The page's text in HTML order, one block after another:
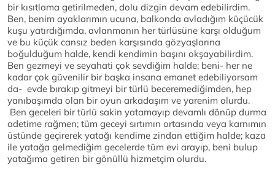
bir kısıtlama getirilmeden, dolu dizgin devam edebilirdim.
Ben, benim ayaklarımın ucuna, balkonda avladığım küçücük
kuşu yatırdığımda, avlanmanın her türlüsüne karşı olduğum
ve bu küçük cansız beden karşısında gözyaşlarına
boğulduğum halde, kendi kendimin başını okşayabilirdim.
Ben gezmeyi ve seyahati çok sevdiğim halde; beni- her ne
kadar çok güvenilir bir başka insana emanet edebiliyorsam
da- evde bırakıp gitmeyi bir türlü beceremediğimden, hep
yanıbaşımda olan bir oyun arkadaşım ve yarenim olurdu.
Ben geceleri bir türlü sakin yatamayıp devamlı dönüp durma
adetime rağmen; tüm geceyi sırtımın ortasında veya karnımın
üstünde geçirerek yatağı kendime zindan ettiğim halde; kaza
ile yatağa gelmediğim gecelerde tüm evi arayıp, beni bulup
yatağıma getiren bir gönüllü hizmetçim olurdu.